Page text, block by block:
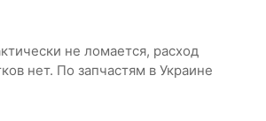
не ломается, расход
нет. По запчастям в Украине